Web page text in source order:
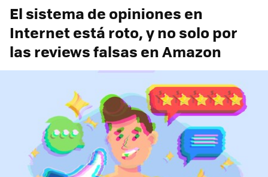
El sistema de opiniones en
Internet está roto, y no solo por
las reviews falsas en Amazon